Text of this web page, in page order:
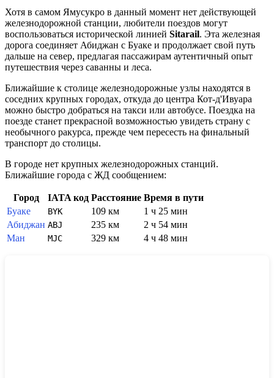
Хотя в самом Ямусукро в данный момент нет действующей
железнодорожной станции, любители поездов могут
воспользоваться исторической линией Sitarail. Эта железная
дорога соединяет Абиджан с Буаке и продолжает свой путь
дальше на север, предлагая пассажирам аутентичный опыт
путешествия через саванны и леса.
Ближайшие к столице железнодорожные узлы находятся в
соседних крупных городах, откуда до центра Кот-д'Ивуара
можно быстро добраться на такси или автобусе. Поездка на
поезде станет прекрасной возможностью увидеть страну с
необычного ракурса, прежде чем пересесть на финальный
транспорт до столицы.
В городе нет крупных железнодорожных станций.
Ближайшие города с ЖД сообщением:
Город IATA код Расстояние Время в пути
Буаке
BYK 109 км
1 ч 25 мин
Абиджан ABJ 235 км
2 ч 54 мин
Ман
MJC 329 км 4 ч 48 мин